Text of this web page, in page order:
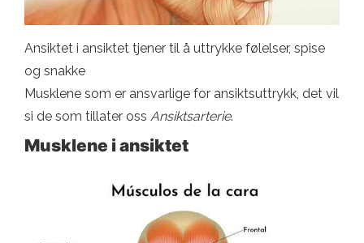
Ansiktet i ansiktet tjener til å uttrykke følelser, spise
og snakke
Musklene som er ansvarlige for ansiktsuttrykk, det vil
si de som tillater oss Ansiktsarterie.
Musklene i ansiktet